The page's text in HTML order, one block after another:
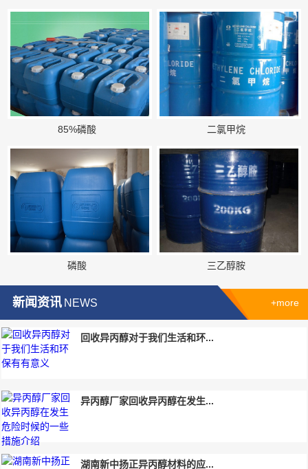
85%磷酸 二氯甲烷
磷酸 三乙醇胺
新闻资讯 NEWS +more
回收异丙醇对于我们生活和环...
异丙醇厂家回收异丙醇在发生...
湖南新中扬正异丙醇材料的应...